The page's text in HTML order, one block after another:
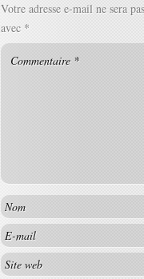
Votre adresse e-mail ne sera
avec *